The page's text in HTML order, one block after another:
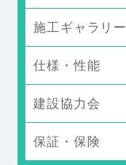
施工ギャラリー
仕様・性能
建設協力会
保証・保険